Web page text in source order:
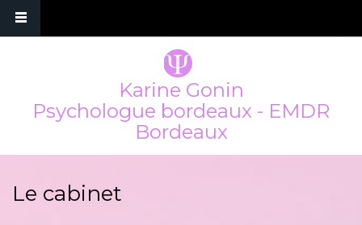
Karine Gonin
Psychologue bordeaux - EMDR
Bordeaux
Le cabinet